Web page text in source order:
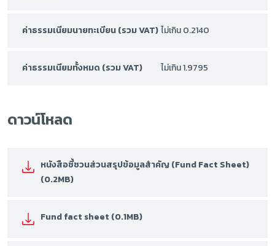
ค่าธรรมเนียมนายทะเบียน (รวม VAT)ไม่เกิน 0.2140
ค่าธรรมเนียมทั้งหมด (รวม VAT) ไม่เกิน 1.9795
ดาวน์โหลด
หนังสือชี้ชวนส่วนสรุปข้อมูลสำคัญ (Fund Fact Sheet)
(0.2MB)
Fund fact sheet (0.1MB)